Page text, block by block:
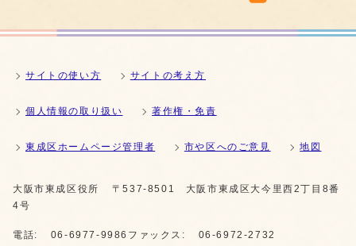
サイトの使い方 サイトの考え方
個人情報の取り扱い 著作権・免責
東成区ホームページ管理者 市や区へのご意見 地図
大阪市東成区役所
〒537-8501 大阪市東成区大今里西2丁目8番
4号
電話: 06-6977-9986 ファックス: 06-6972-2732